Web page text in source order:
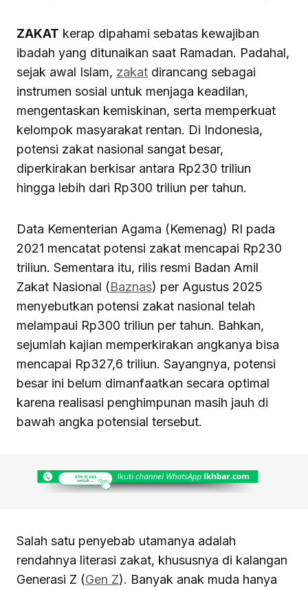
ZAKAT kerap dipahami sebatas kewajiban
ibadah yang ditunaikan saat Ramadan. Padahal,
sejak awal Islam, zakat dirancang sebagai
instrumen sosial untuk menjaga keadilan,
mengentaskan kemiskinan, serta memperkuat
kelompok masyarakat rentan. Di Indonesia,
potensi zakat nasional sangat besar,
diperkirakan berkisar antara Rp230 triliun
hingga lebih dari Rp300 triliun per tahun.
Data Kementerian Agama (Kemenag) RI pada
2021 mencatat potensi zakat mencapai Rp230
triliun. Sementara itu, rilis resmi Badan Amil
Zakat Nasional (Baznas) per Agustus 2025
menyebutkan potensi zakat nasional telah
melampaui Rp300 triliun per tahun. Bahkan,
sejumlah kajian memperkirakan angkanya bisa
mencapai Rp327,6 triliun. Sayangnya, potensi
besar ini belum dimanfaatkan secara optimal
karena realisasi penghimpunan masih jauh di
bawah angka potensial tersebut.
Salah satu penyebab utamanya adalah
rendahnya literasi zakat, khususnya di kalangan
Generasi Z (Gen Z). Banyak anak muda hanya